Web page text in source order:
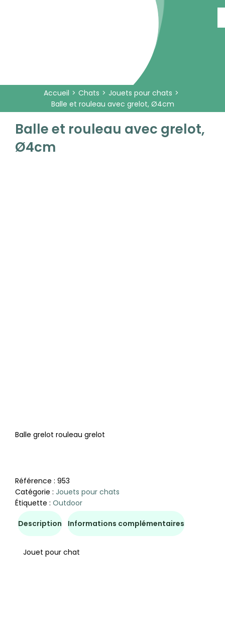
Accueil Chats
Jouets pour chats
Balle et rouleau avec grelot, Ø4cm
Balle et rouleau avec grelot,
Ø4cm
Balle grelot rouleau grelot
Référence : 953
Catégorie : Jouets pour chats
Étiquette : Outdoor
Description Informations complémentaires
Jouet pour chat